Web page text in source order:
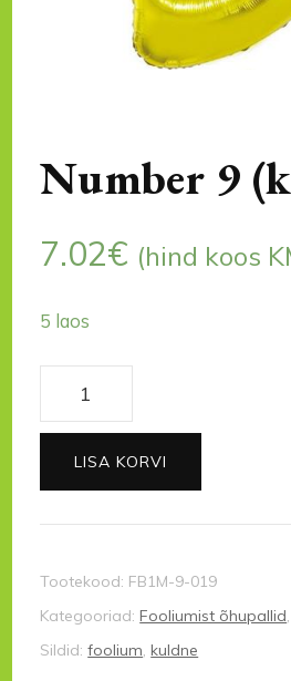
Number 9
7.02€ (hind koos
5 laos
Number
9
(kuldne)
kogus
LISA KORVI
Tootekood: FB1M-9-019
Kategooriad:Fooliumist õhupallid
Sildid:foolium,kuldne